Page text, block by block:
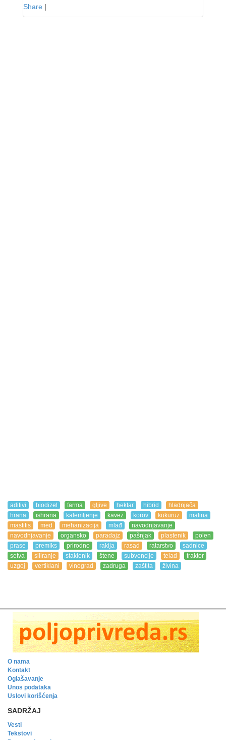
Share |
aditivi biodizel farma gljive hektar hibrid
hladnjača
hrana
ishrana kalemljenje kavez korov kukuruz
malina
mastitis
med mehanizacija mlađ
navodnjavanje
navodnjavanje
organsko paradajz pašnjak plastenik
polen
prase
premiks prirodno rakija rasad ratarstvo
sadnice
setva
siliranje staklenik štene subvencije telad
traktor
uzgoj
vertiklani vinograd zadruga zaštita živina
O nama
Kontakt
Oglašavanje
Unos podataka
Uslovi korišćenja
SADRŽAJ
Vesti
Tekstovi